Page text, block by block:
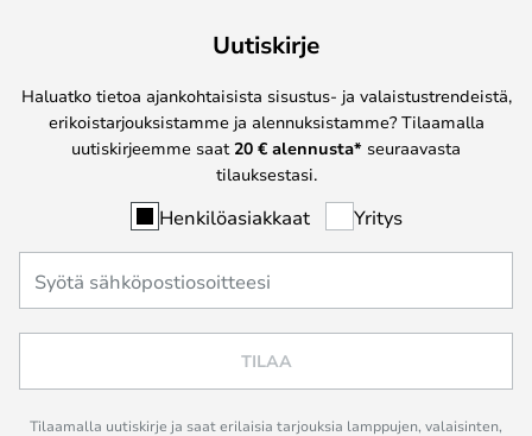
Uutiskirje
Haluatko tietoa ajankohtaisista sisustus- ja valaistustrendeistä,
erikoistarjouksistamme ja alennuksistamme? Tilaamalla
uutiskirjeemme saat 20 € alennusta* seuraavasta
tilauksestasi.
Henkilöasiakkaat Yritys
TILAA
Tilaamalla uutiskirje ja saat erilaisia tarjouksia lamppujen, valaisinten,